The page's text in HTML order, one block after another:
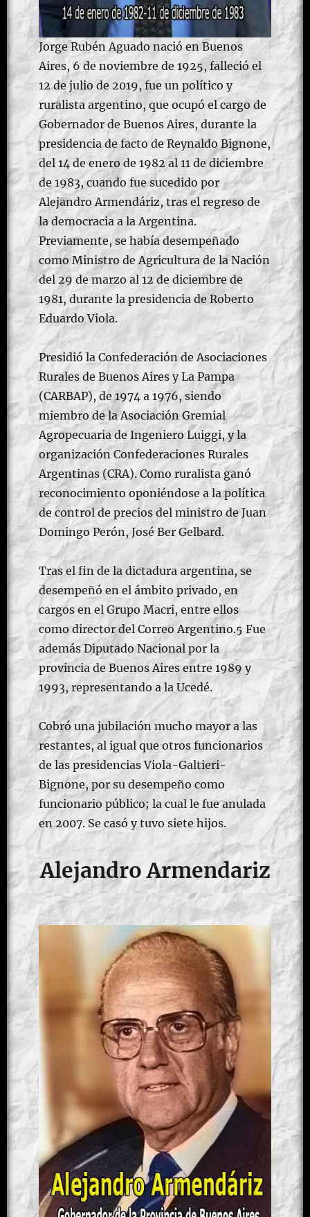
Jorge Rubén Aguado nació en Buenos
Aires, 6 de noviembre de 1925, falleció el
12 de julio de 2019,​ fue un político y
ruralista argentino, que ocupó el cargo de
Gobernador de Buenos Aires, durante la
presidencia de facto de Reynaldo Bignone,
del 14 de enero de 1982 al 11 de diciembre
de 1983, cuando fue sucedido por
Alejandro Armendáriz, tras el regreso de
la democracia a la Argentina.
Previamente, se había desempeñado
como Ministro de Agricultura de la Nación
del 29 de marzo al 12 de diciembre de
1981, durante la presidencia de Roberto
Eduardo Viola.
Presidió la Confederación de Asociaciones
Rurales de Buenos Aires y La Pampa
(CARBAP), de 1974 a 1976, siendo
miembro de la Asociación Gremial
Agropecuaria de Ingeniero Luiggi, y la
organización Confederaciones Rurales
Argentinas (CRA). Como ruralista ganó
reconocimiento oponiéndose a la política
de control de precios del ministro de Juan
Domingo Perón, José Ber Gelbard.
Tras el fin de la dictadura argentina, se
desempeñó en el ámbito privado, en
cargos en el Grupo Macri, entre ellos
como director del Correo Argentino.5​ Fue
además Diputado Nacional por la
provincia de Buenos Aires entre 1989 y
1993, representando a la Ucedé.
Cobró una jubilación mucho mayor a las
restantes, al igual que otros funcionarios
de las presidencias Viola-Galtieri-
Bignone, por su desempeño como
funcionario público; la cual le fue anulada
en 2007.​ Se casó y tuvo siete hijos.
Alejandro Armendariz